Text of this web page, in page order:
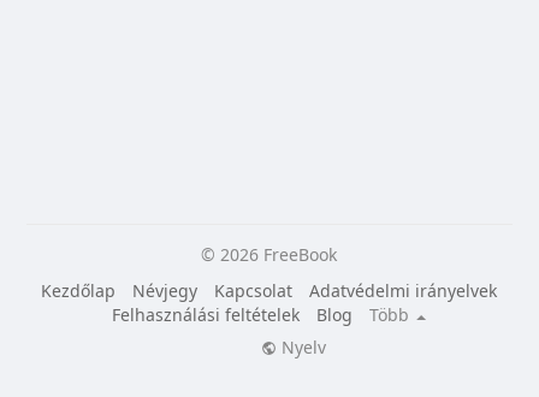
© 2026 FreeBook
Kezdőlap
Névjegy Kapcsolat
Adatvédelmi irányelvek
Felhasználási feltételek
Blog
Több
Nyelv